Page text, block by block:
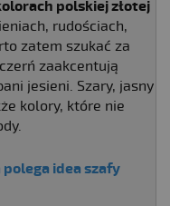
polskiej złotej
rudościach,
zatem szukać za
zaakcentują
jesieni. Szary, jasny
kolory, które nie
polega idea szafy